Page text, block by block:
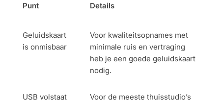
Punt Details
Geluidskaart
is onmisbaar
Voor kwaliteitsopnames met
minimale ruis en vertraging
heb je een goede geluidskaart
nodig.
USB volstaat
Voor de meeste thuisstudio’s